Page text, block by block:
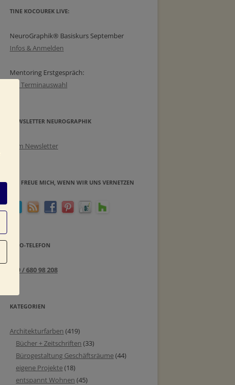
TINE KOCOUREK LIVE:
NeuroGraphik® Basiskurs September
Infos & Anmelden
Mentoring Erstgespräch:
zur Terminauswahl
NEWSLETTER NEUROGRAPHIK
Zum Newsletter
ICH FREUE MICH, WENN WIR UNS VERNETZEN
INFO-TELEFON
089 / 680 98 208
KATEGORIEN
Architekturfarben (419)
Bücher + Zeitschriften (33)
Bürogestaltung Geschäftsräume(44)
eigene Projekte(18)
entspannt Wohnen (45)